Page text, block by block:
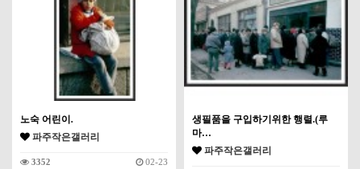
노숙 어린이.
파주작은갤러리
3352 02-23
생필품을 구입하기위한 행렬.(루
마…
파주작은갤러리